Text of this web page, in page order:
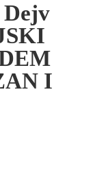
Dejv
I